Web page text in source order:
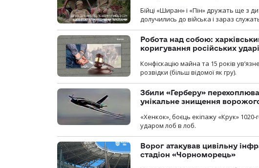
Бійці «Ширан» і «Пін» дружать ще з
долучились до війська і зараз
Робота над собою:
коригування російських
Конфіскацію майна та 15 років
розвідки (більш відомої як гру).
Збили «Герберу»
унікальне знищення
«Хенкок», боєць екіпажу «Крук»
ударом лоб в лоб.
Ворог атакував цивільну
стадіон «Чорноморець»